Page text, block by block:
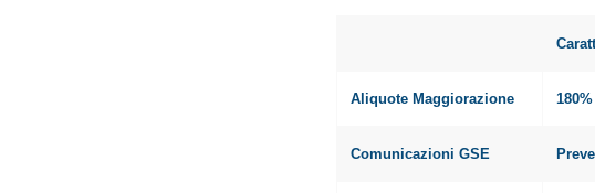
Aliquote Maggiorazione 180%
Comunicazioni GSE